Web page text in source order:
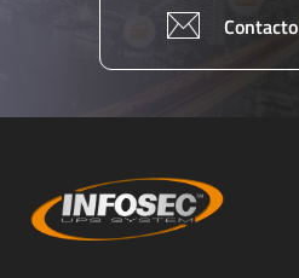
Contacto